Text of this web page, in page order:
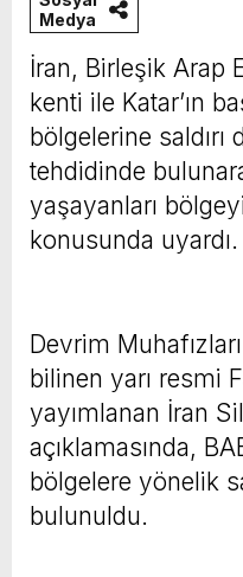
Medya
İran, Birleşik Arap
kenti ile Katar’ın
bölgelerine saldırı
tehdidinde
yaşayanları
konusunda uyardı.
Devrim
bilinen yarı resmi
yayımlanan İran
açıklamasında,
bölgelere yönelik
bulunuldu.